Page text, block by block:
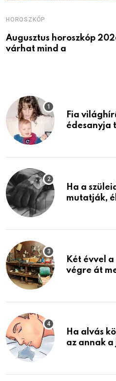
HOROSZKÓP
Augusztus horoszkóp
várhat mind a
Fia
édesanyja
Ha a
mutatják,
Két évvel
végre át
életemet
Ha alvás
az annak